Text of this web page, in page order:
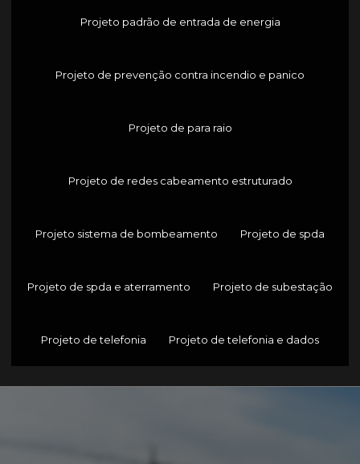
Projeto padrão de entrada de energia
Projeto de prevenção contra incendio e panico
Projeto de para raio
Projeto de redes cabeamento estruturado
Projeto sistema de bombeamento Projeto de spda
Projeto de spda e aterramento Projeto de subestação
Projeto de telefonia Projeto de telefonia e dados